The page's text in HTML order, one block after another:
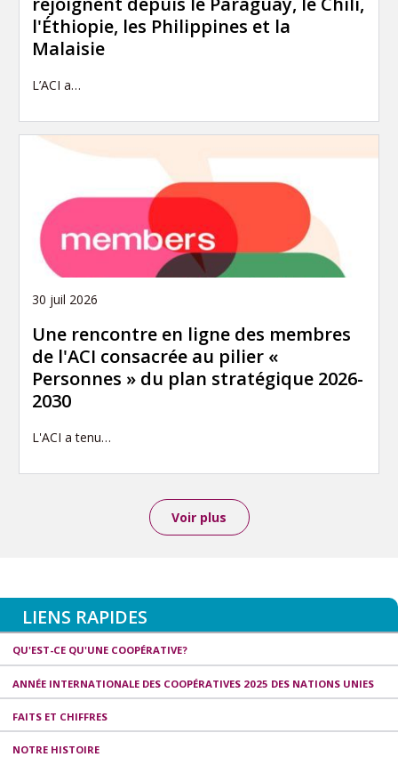
l'Éthiopie, les Philippines et la
Malaisie
L’ACI a…
30 juil 2026
Une rencontre en ligne des membres
de l'ACI consacrée au pilier «
Personnes » du plan stratégique 2026-
2030
L'ACI a tenu…
Voir plus
LIENS RAPIDES
QU'EST-CE QU'UNE COOPÉRATIVE?
ANNÉE INTERNATIONALE DES COOPÉRATIVES 2025 DES NATIONS UNIES
FAITS ET CHIFFRES
NOTRE HISTOIRE